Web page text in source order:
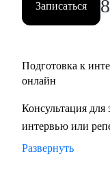
Записаться
Подготовка к
онлайн
Консультация
интервью или
Развернуть